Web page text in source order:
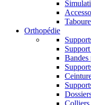
Orthopédie
Bandes